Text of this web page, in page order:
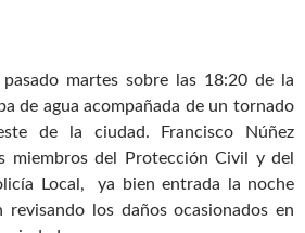
martes sobre las 18:20 de la
de agua acompañada de un tornado
de la ciudad. Francisco Núñez
miembros del Protección Civil y del
Local, ya bien entrada la noche
revisando los daños ocasionados en